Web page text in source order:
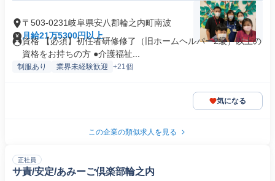
〒503-0231岐阜県安八郡輪之内町南波
月給21万5300円以上
資格 【必須】初任者研修修了（旧ホームヘルパー2級）以上の
資格をお持ちの方 ●介護福祉...
制服あり 業界未経験歓迎 +21個
気になる
この企業の類似求人を見る
正社員
サ責/安定/あみーご倶楽部輪之内